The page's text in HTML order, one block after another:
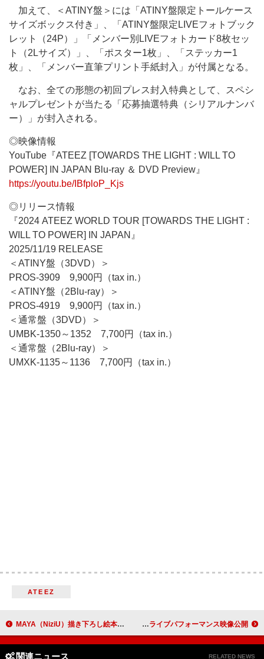
加えて、＜ATINY盤＞には「ATINY盤限定トールケース
サイズボックス付き」、「ATINY盤限定LIVEフォトブック
レット（24P）」「メンバー別LIVEフォトカード8枚セッ
ト（2Lサイズ）」、「ポスター1枚」、「ステッカー1
枚」、「メンバー直筆プリント手紙封入」が付属となる。
なお、全ての形態の初回プレス封入特典として、スペシ
ャルプレゼントが当たる「応募抽選特典（シリアルナンバ
ー）」が封入される。
◎映像情報
YouTube『ATEEZ [TOWARDS THE LIGHT : WILL TO
POWER] IN JAPAN Blu-ray ＆ DVD Preview』
https://youtu.be/IBfploP_Kjs
◎リリース情報
『2024 ATEEZ WORLD TOUR [TOWARDS THE LIGHT :
WILL TO POWER] IN JAPAN』
2025/11/19 RELEASE
＜ATINY盤（3DVD）＞
PROS-3909 9,900円（tax in.）
＜ATINY盤（2Blu-ray）＞
PROS-4919 9,900円（tax in.）
＜通常盤（3DVD）＞
UMBK-1350～1352 7,700円（tax in.）
＜通常盤（2Blu-ray）＞
UMXK-1135～1136 7,700円（tax in.）
ATEEZ
MAYA（NiziU）描き下ろし絵本『まっしろなちょうちょ』表紙公開、オリジナルグッズ販売へ Bimi、映画『プロジェクト・カグヤ』EDテーマ「Jealous」ライブパフォーマンス映像公開
関連ニュース RELATED NEWS